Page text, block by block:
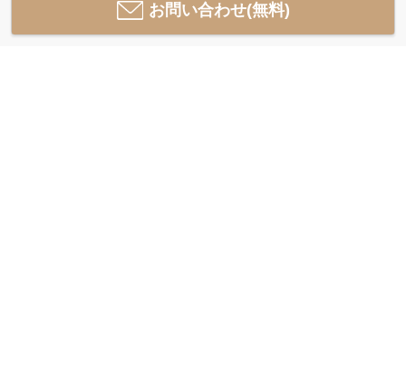
お問い合わせ(無料)